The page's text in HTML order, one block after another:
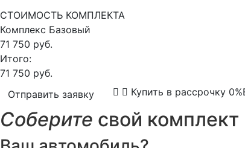
СТОИМОСТЬ КОМПЛЕКТА
Комплекс Базовый
71 750 руб.
Итого:
71 750 руб.
Отправить заявку
Купить в рассрочку 0%
Соберите свой